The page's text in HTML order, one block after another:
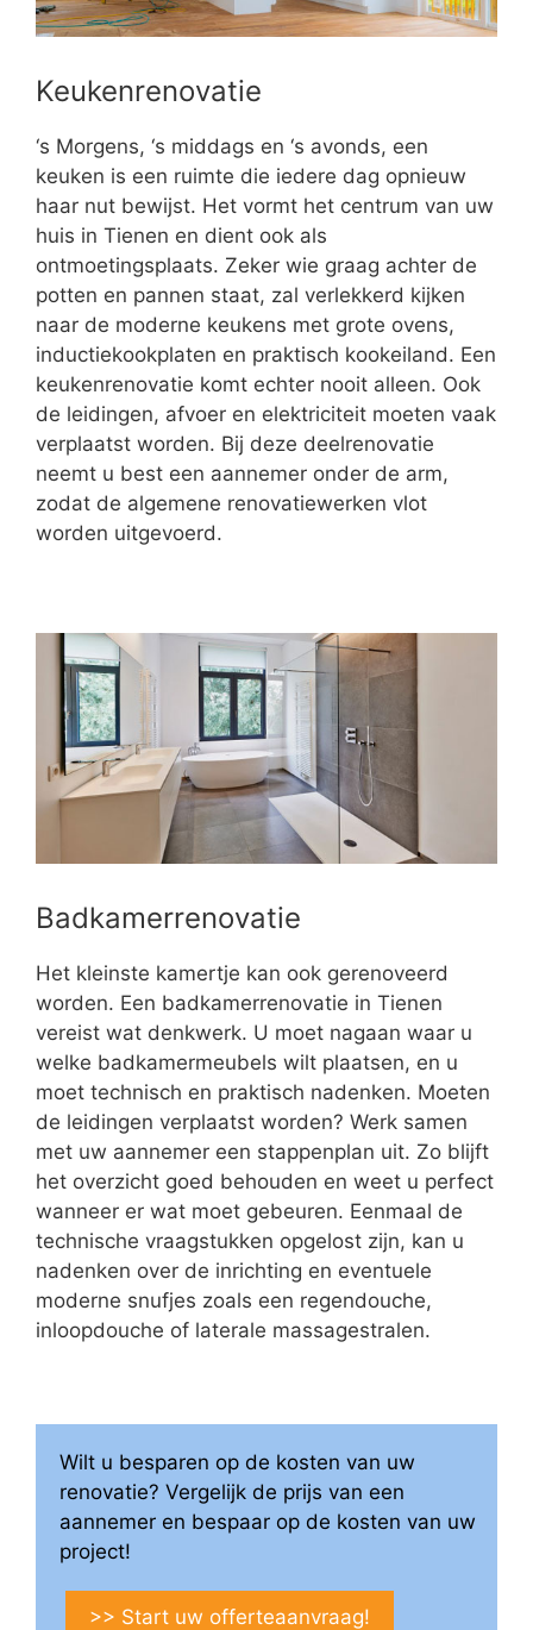
Keukenrenovatie
‘s Morgens, ‘s middags en ‘s avonds, een
keuken is een ruimte die iedere dag opnieuw
haar nut bewijst. Het vormt het centrum van uw
huis in Tienen en dient ook als
ontmoetingsplaats. Zeker wie graag achter de
potten en pannen staat, zal verlekkerd kijken
naar de moderne keukens met grote ovens,
inductiekookplaten en praktisch kookeiland. Een
keukenrenovatie komt echter nooit alleen. Ook
de leidingen, afvoer en elektriciteit moeten vaak
verplaatst worden. Bij deze deelrenovatie
neemt u best een aannemer onder de arm,
zodat de algemene renovatiewerken vlot
worden uitgevoerd.
Badkamerrenovatie
Het kleinste kamertje kan ook gerenoveerd
worden. Een badkamerrenovatie in Tienen
vereist wat denkwerk. U moet nagaan waar u
welke badkamermeubels wilt plaatsen, en u
moet technisch en praktisch nadenken. Moeten
de leidingen verplaatst worden? Werk samen
met uw aannemer een stappenplan uit. Zo blijft
het overzicht goed behouden en weet u perfect
wanneer er wat moet gebeuren. Eenmaal de
technische vraagstukken opgelost zijn, kan u
nadenken over de inrichting en eventuele
moderne snufjes zoals een regendouche,
inloopdouche of laterale massagestralen.
Wilt u besparen op de kosten van uw
renovatie? Vergelijk de prijs van een
aannemer en bespaar op de kosten van uw
project!
>> Start uw offerteaanvraag!